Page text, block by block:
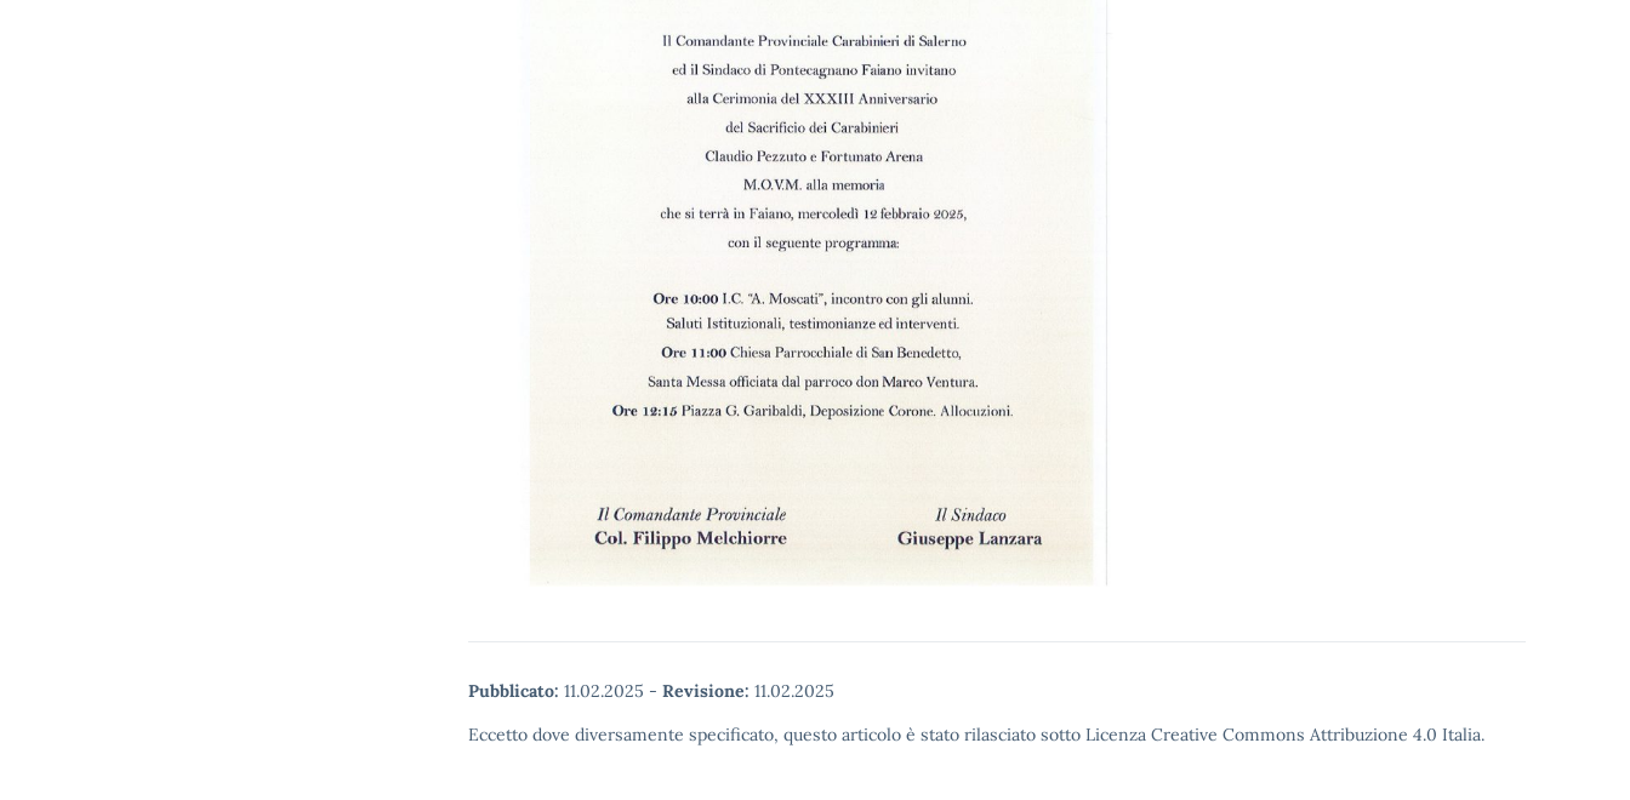
Pubblicato: 11.02.2025 - Revisione: 11.02.2025
Eccetto dove diversamente specificato, questo articolo è stato rilasciato sotto Licenza Creative Commons Attribuzione 4.0 Italia.